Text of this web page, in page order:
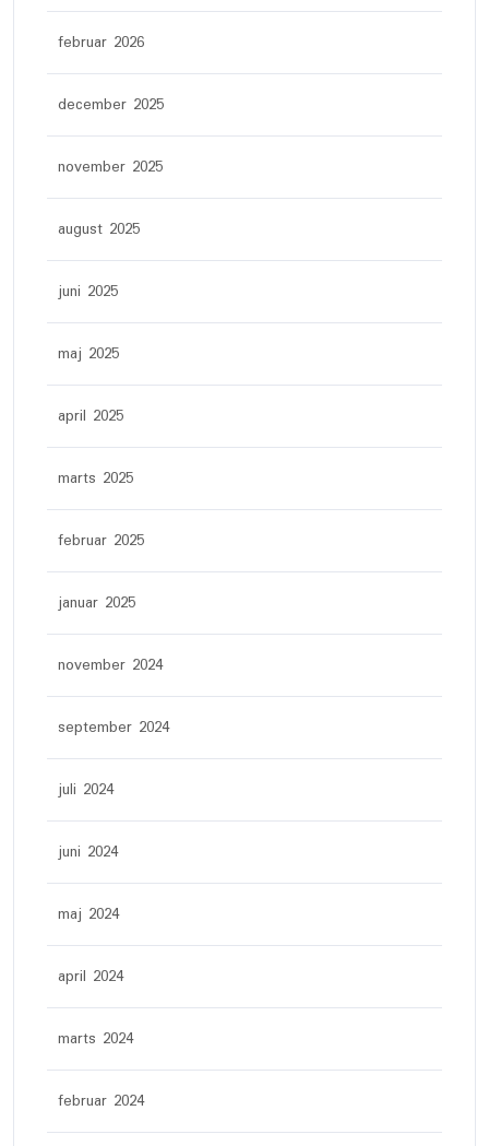
februar 2026
december 2025
november 2025
august 2025
juni 2025
maj 2025
april 2025
marts 2025
februar 2025
januar 2025
november 2024
september 2024
juli 2024
juni 2024
maj 2024
april 2024
marts 2024
februar 2024